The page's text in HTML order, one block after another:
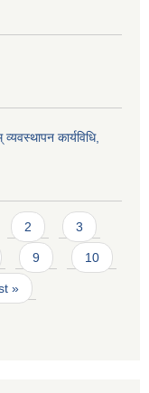
कार्यविधि,
2 3
9 10
»